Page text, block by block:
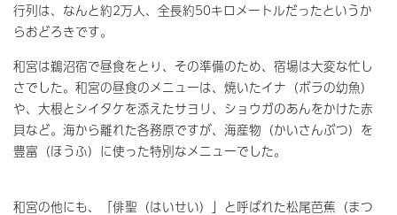
行列は、なんと約2万人、全長約50キロメートルだったというか
らおどろきです。
和宮は鵜沼宿で昼食をとり、その準備のため、宿場は大変な忙し
さでした。和宮の昼食のメニューは、焼いたイナ（ボラの幼魚）
や、大根とシイタケを添えたサヨリ、ショウガのあんをかけた赤
貝など。海から離れた各務原ですが、海産物（かいさんぶつ）を
豊富（ほうふ）に使った特別なメニューでした。
和宮の他にも、「俳聖（はいせい）」と呼ばれた松尾芭蕉（まつ